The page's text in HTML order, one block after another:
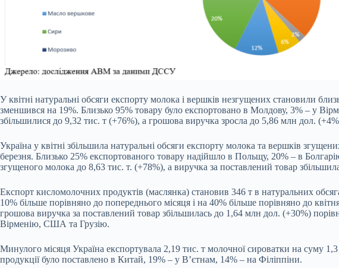
У квітні натуральні обсяги експорту молока і вершків незгущених становили
зменшився на 19%. Близько 95% товару було експортовано в Молдову, 3% – у
збільшилися до 9,32 тис. т (+76%), а грошова виручка зросла до 5,86 млн дол.
Україна у квітні збільшила натуральні обсяги експорту молока та вершків
березня. Близько 25% експортованого товару надійшло в Польщу, 20% – в
згущеного молока до 8,63 тис. т. (+78%), а виручка за поставлений товар
Експорт кисломолочних продуктів (маслянка) становив 346 т в натуральних
10% більше порівняно до попереднього місяця і на 40% більше порівняно до
грошова виручка за поставлений товар збільшилась до 1,64 млн дол. (+30%)
Вірменію, США та Грузію.
Минулого місяця Україна експортувала 2,19 тис. т молочної сироватки на суму
продукції було поставлено в Китай, 19% – у В’єтнам, 14% – на Філіппіни.